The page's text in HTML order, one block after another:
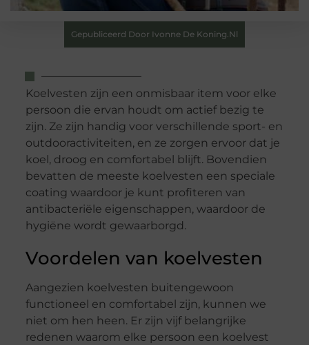
Gepubliceerd Door Ivonne De Koning.nl
Koelvesten zijn een onmisbaar item voor elke
persoon die ervan houdt om actief bezig te
zijn. Ze zijn handig voor verschillende sport- en
outdooractiviteiten, en ze zorgen ervoor dat je
koel, droog en comfortabel blijft. Bovendien
bevatten de meeste koelvesten een speciale
coating waardoor je kunt profiteren van
antibacteriële eigenschappen, waardoor de
hygiëne wordt gewaarborgd.
Voordelen van koelvesten
Aangezien koelvesten buitengewoon
functioneel en comfortabel zijn, kunnen we
niet om hen heen. Er zijn vijf belangrijke
redenen waarom elke persoon een koelvest